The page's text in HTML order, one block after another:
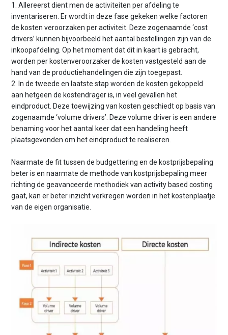
1. Allereerst dient men de activiteiten per afdeling te
inventariseren. Er wordt in deze fase gekeken welke factoren
de kosten veroorzaken per activiteit. Deze zogenaamde ‘cost
drivers’ kunnen bijvoorbeeld het aantal bestellingen zijn van de
inkoopafdeling. Op het moment dat dit in kaart is gebracht,
worden per kostenveroorzaker de kosten vastgesteld aan de
hand van de productiehandelingen die zijn toegepast.
2. In de tweede en laatste stap worden de kosten gekoppeld
aan hetgeen de kostendrager is, in veel gevallen het
eindproduct. Deze toewijzing van kosten geschiedt op basis van
zogenaamde ‘volume drivers’. Deze volume driver is een andere
benaming voor het aantal keer dat een handeling heeft
plaatsgevonden om het eindproduct te realiseren.
Naarmate de fit tussen de budgettering en de kostprijs­bepaling
beter is en naarmate de methode van kostprijs­bepaling meer
richting de geavanceerde methodiek van activity based costing
gaat, kan er beter inzicht verkregen worden in het kostenplaatje
van de eigen organisatie.